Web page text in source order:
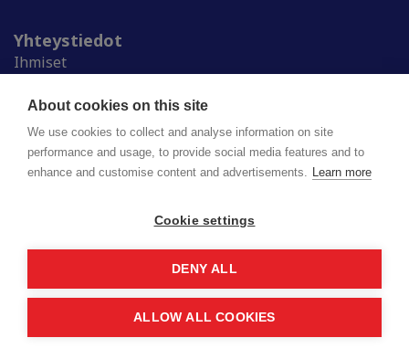
About cookies on this site
We use cookies to collect and analyse information on site
performance and usage, to provide social media features and to
enhance and customise content and advertisements. Learn more
Cookie settings
DENY ALL
ALLOW ALL COOKIES
Yhteystiedot
Ihmiset
Ylioppilaskunnat
Alumnille
Suomen ylioppilaskuntien liitto (SYL) ry
Privacy policy
Saavutettavuusseloste
© 2026 SYL. Created byValve